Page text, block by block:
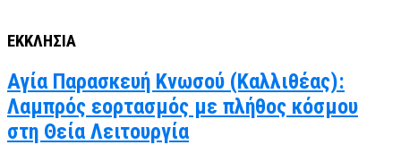
ΕΚΚΛΗΣΙΑ
Αγία Παρασκευή Κνωσού (Καλλιθέας):
Λαμπρός εορτασμός με πλήθος κόσμου
στη Θεία Λειτουργία